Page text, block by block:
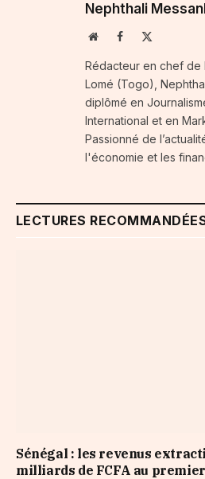
Nephthali
WebsiteFacebook
Rédacteur en chef de
Lomé (Togo),
diplômé en
International et en
Passionné de
l'économie et les
LECTURES
Sénégal : les revenus
milliards de FCFA au